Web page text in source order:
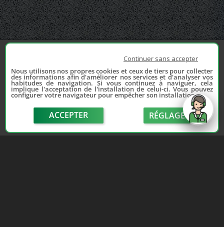
Continuer sans accepter
Nous utilisons nos propres cookies et ceux de tiers pour collecter
des informations afin d'améliorer nos services et d'analyser vos
habitudes de navigation. Si vous continuez à naviguer, cela
implique l'acceptation de l'installation de celui-ci. Vous pouvez
configurer votre navigateur pour empêcher son installation.
ACCEPTER RÉGLAGE